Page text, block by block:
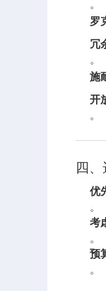
。
罗
冗
。
施
开
。
四
优
。
考
。
预
。